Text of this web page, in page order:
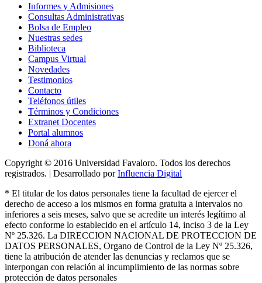
Informes y Admisiones
Consultas Administrativas
Bolsa de Empleo
Nuestras sedes
Biblioteca
Campus Virtual
Novedades
Testimonios
Contacto
Teléfonos útiles
Términos y Condiciones
Extranet Docentes
Portal alumnos
Doná ahora
Copyright © 2016 Universidad Favaloro. Todos los derechos
registrados. | Desarrollado porInfluencia Digital
* El titular de los datos personales tiene la facultad de ejercer el
derecho de acceso a los mismos en forma gratuita a intervalos no
inferiores a seis meses, salvo que se acredite un interés legítimo al
efecto conforme lo establecido en el artículo 14, inciso 3 de la Ley
Nº 25.326. La DIRECCION NACIONAL DE PROTECCION DE
DATOS PERSONALES, Organo de Control de la Ley Nº 25.326,
tiene la atribución de atender las denuncias y reclamos que se
interpongan con relación al incumplimiento de las normas sobre
protección de datos personales